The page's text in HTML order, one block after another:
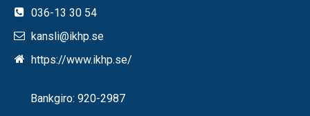
036-13 30 54
kansli@ikhp.se
https://www.ikhp.se/
Bankgiro: 920-2987